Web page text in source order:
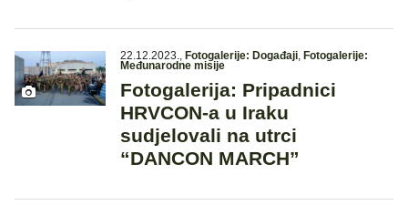
22.12.2023., Fotogalerije: Događaji, Fotogalerije:
Međunarodne misije
Fotogalerija: Pripadnici
HRVCON-a u Iraku
sudjelovali na utrci
“DANCON MARCH”